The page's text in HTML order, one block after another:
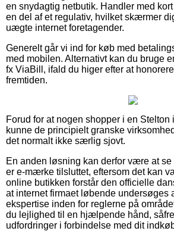
en snydagtig netbutik. Handler med
en del af et regulativ, hvilket skærmer
uægte internet foretagender.
Generelt går vi ind for køb med
med mobilen. Alternativt kan du bruge
fx ViaBill, ifald du higer efter at
fremtiden.
Forud for at nogen shopper i en Stelton
kunne de principielt granske
det normalt ikke særlig sjovt.
En anden løsning kan derfor være at
er e-mærke tilsluttet, eftersom det kan
online butikken forstår den officielle
at internet firmaet løbende undersøges
ekspertise inden for reglerne på
du lejlighed til en hjælpende hånd,
udfordringer i forbindelse med dit